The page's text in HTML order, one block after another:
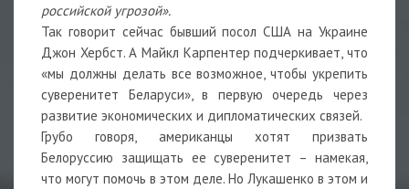
российской угрозой».
Так говорит сейчас бывший посол США на Украине
Джон Хербст. А Майкл Карпентер подчеркивает, что
«мы должны делать все возможное, чтобы укрепить
суверенитет Беларуси», в первую очередь через
развитие экономических и дипломатических связей.
Грубо говоря, американцы хотят призвать
Белоруссию защищать ее суверенитет – намекая,
что могут помочь в этом деле. Но Лукашенко в этом и